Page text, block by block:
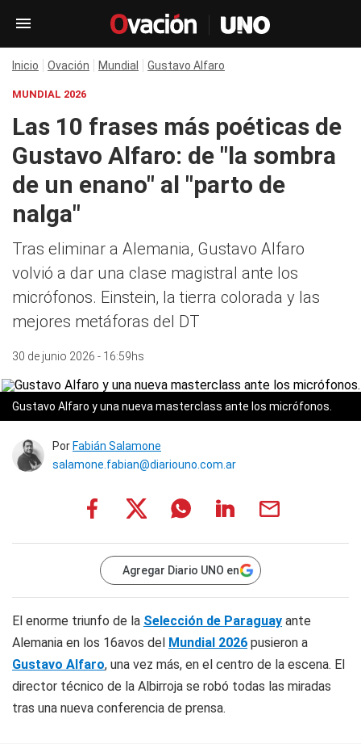
Inicio Ovación Mundial Gustavo Alfaro
MUNDIAL 2026
Las 10 frases más poéticas de
Gustavo Alfaro: de "la sombra
de un enano" al "parto de
nalga"
Tras eliminar a Alemania, Gustavo Alfaro
volvió a dar una clase magistral ante los
micrófonos. Einstein, la tierra colorada y las
mejores metáforas del DT
30 de junio 2026 - 16:59hs
Gustavo Alfaro y una nueva masterclass ante los micrófonos.
Por Fabián Salamone
salamone.fabian@diariouno.com.ar
Agregar Diario UNO en
El enorme triunfo de la Selección de Paraguay ante
Alemania en los 16avos del Mundial 2026 pusieron a
Gustavo Alfaro, una vez más, en el centro de la escena. El
director técnico de la Albirroja se robó todas las miradas
tras una nueva conferencia de prensa.